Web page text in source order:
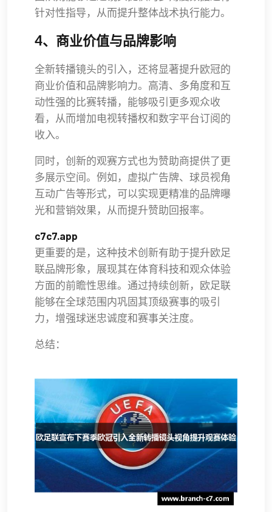
针对性指导，从而提升整体战术执行能力。
4、商业价值与品牌影响
全新转播镜头的引入，还将显著提升欧冠的
商业价值和品牌影响力。高清、多角度和互
动性强的比赛转播，能够吸引更多观众收
看，从而增加电视转播权和数字平台订阅的
收入。
同时，创新的观赛方式也为赞助商提供了更
多展示空间。例如，虚拟广告牌、球员视角
互动广告等形式，可以实现更精准的品牌曝
光和营销效果，从而提升赞助回报率。
c7c7.app
更重要的是，这种技术创新有助于提升欧足
联品牌形象，展现其在体育科技和观众体验
方面的前瞻性思维。通过持续创新，欧足联
能够在全球范围内巩固其顶级赛事的吸引
力，增强球迷忠诚度和赛事关注度。
总结：